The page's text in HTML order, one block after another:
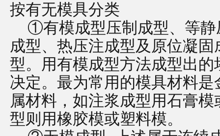
按有无模具分类
①有模成型压制成型、等静
成型、热压注成型及原位凝
型。用有模成型方法成型出
决定。最为常用的模具材料
属材料，如注浆成型用石膏
型则用橡胶模或塑料模。